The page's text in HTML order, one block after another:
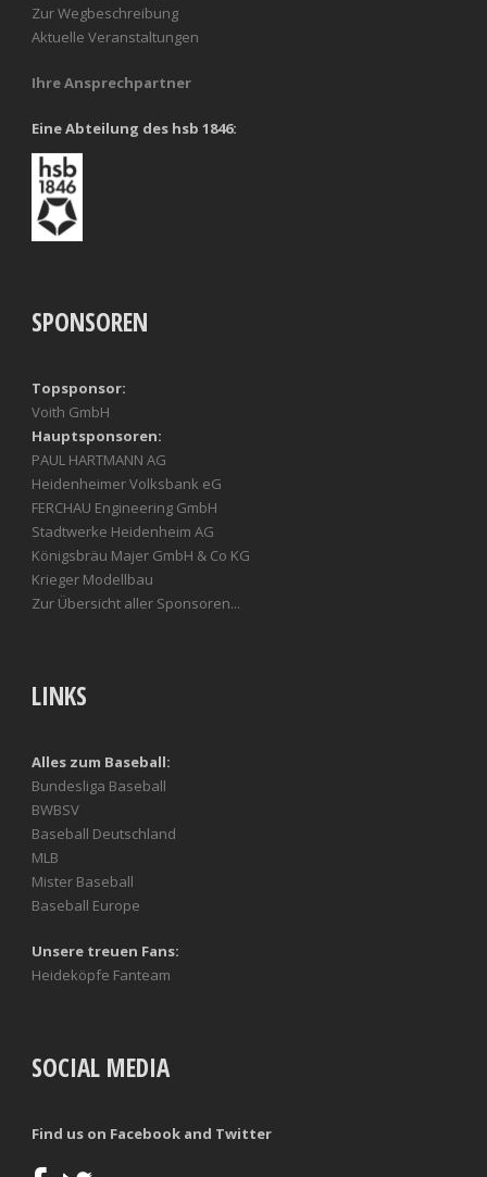
Zur Wegbeschreibung
Aktuelle Veranstaltungen
Ihre Ansprechpartner
Eine Abteilung des hsb 1846:
SPONSOREN
Topsponsor:
Voith GmbH
Hauptsponsoren:
PAUL HARTMANN AG
Heidenheimer Volksbank eG
FERCHAU Engineering GmbH
Stadtwerke Heidenheim AG
Königsbräu Majer GmbH & Co KG
Krieger Modellbau
Zur Übersicht aller Sponsoren...
LINKS
Alles zum Baseball:
Bundesliga Baseball
BWBSV
Baseball Deutschland
MLB
Mister Baseball
Baseball Europe
Unsere treuen Fans:
Heideköpfe Fanteam
SOCIAL MEDIA
Find us on Facebook and Twitter